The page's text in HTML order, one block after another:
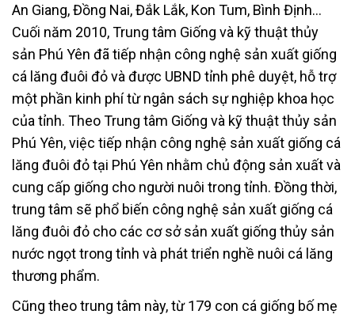
An Giang, Đồng Nai, Đắk Lắk, Kon Tum, Bình Định…
Cuối năm 2010, Trung tâm Giống và kỹ thuật thủy
sản Phú Yên đã tiếp nhận công nghệ sản xuất giống
cá lăng đuôi đỏ và được UBND tỉnh phê duyệt, hỗ trợ
một phần kinh phí từ ngân sách sự nghiệp khoa học
của tỉnh. Theo Trung tâm Giống và kỹ thuật thủy sản
Phú Yên, việc tiếp nhận công nghệ sản xuất giống cá
lăng đuôi đỏ tại Phú Yên nhằm chủ động sản xuất và
cung cấp giống cho người nuôi trong tỉnh. Đồng thời,
trung tâm sẽ phổ biến công nghệ sản xuất giống cá
lăng đuôi đỏ cho các cơ sở sản xuất giống thủy sản
nước ngọt trong tỉnh và phát triển nghề nuôi cá lăng
thương phẩm.
Cũng theo trung tâm này, từ 179 con cá giống bố mẹ